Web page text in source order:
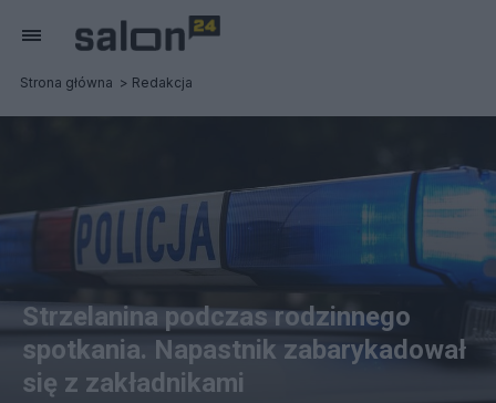
Strona główna Redakcja
Strzelanina podczas rodzinnego
spotkania. Napastnik zabarykadował
się z zakładnikami